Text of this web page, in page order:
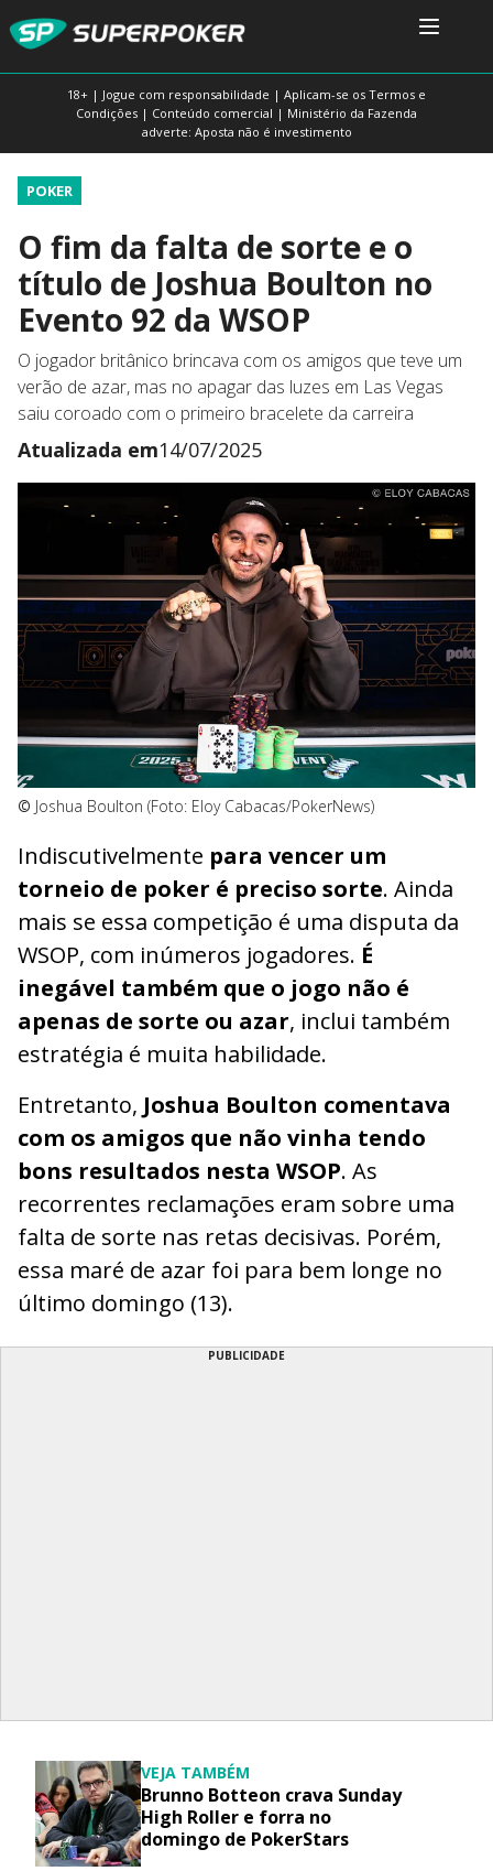
18+ | Jogue com responsabilidade | Aplicam-se os Termos e
Condições | Conteúdo comercial | Ministério da Fazenda
adverte: Aposta não é investimento
POKER
O fim da falta de sorte e o
título de Joshua Boulton no
Evento 92 da WSOP
O jogador britânico brincava com os amigos que teve um
verão de azar, mas no apagar das luzes em Las Vegas
saiu coroado com o primeiro bracelete da carreira
Atualizada em14/07/2025
© Joshua Boulton (Foto: Eloy Cabacas/PokerNews)
Indiscutivelmente para vencer um
torneio de poker é preciso sorte. Ainda
mais se essa competição é uma disputa da
WSOP, com inúmeros jogadores. É
inegável também que o jogo não é
apenas de sorte ou azar, inclui também
estratégia é muita habilidade.
Entretanto, Joshua Boulton comentava
com os amigos que não vinha tendo
bons resultados nesta WSOP. As
recorrentes reclamações eram sobre uma
falta de sorte nas retas decisivas. Porém,
essa maré de azar foi para bem longe no
último domingo (13).
PUBLICIDADE
VEJA TAMBÉM
Brunno Botteon crava Sunday
High Roller e forra no
domingo de PokerStars